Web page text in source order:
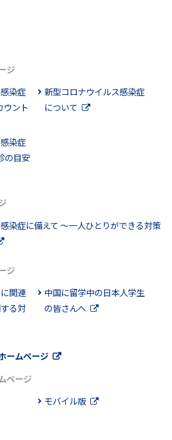
ジ
染症
ント
新型コロナウイルス感染症
について
染症
の目安
染症に備えて ～一人ひとりができる対策
ジ
関連
る対
中国に留学中の日本人学生
の皆さんへ
ームページ
ページ
モバイル版